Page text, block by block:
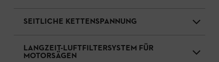
SEITLICHE KETTENSPANNUNG
LANGZEIT-LUFTFILTERSYSTEM FÜR
MOTORSÄGEN